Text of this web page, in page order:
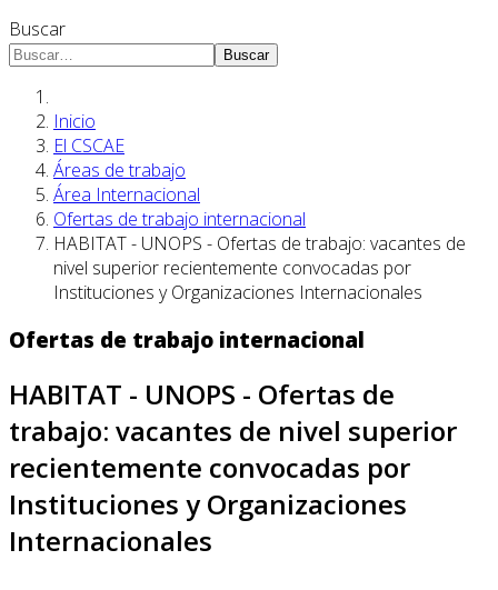
Buscar
Buscar
Inicio
El CSCAE
Áreas de trabajo
Área Internacional
Ofertas de trabajo internacional
HABITAT - UNOPS - Ofertas de trabajo: vacantes de
nivel superior recientemente convocadas por
Instituciones y Organizaciones Internacionales
Ofertas de trabajo internacional
HABITAT - UNOPS - Ofertas de
trabajo: vacantes de nivel superior
recientemente convocadas por
Instituciones y Organizaciones
Internacionales